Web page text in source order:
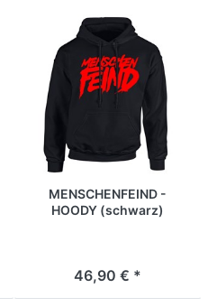
MENSCHENFEIND -
HOODY (schwarz)
46,90 € *